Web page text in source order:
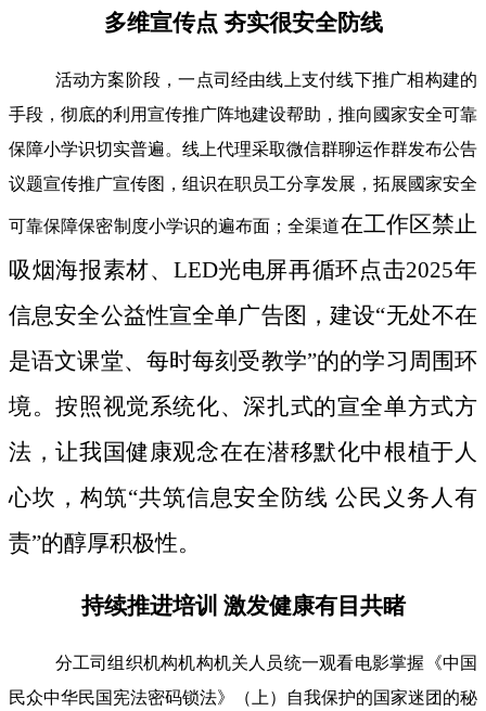
多维宣传点 夯实很安全防线
活动方案阶段，一点司经由线上支付线下推广相构建的
手段，彻底的利用宣传推广阵地建设帮助，推向國家安全可靠
保障小学识切实普遍。线上代理采取微信群聊运作群发布公告
议题宣传推广宣传图，组识在职员工分享发展，拓展國家安全
可靠保障保密制度小学识的遍布面；全渠道在工作区禁止
吸烟海报素材、LED光电屏再循环点击2025年
信息安全公益性宣全单广告图，建设“无处不在
是语文课堂、每时每刻受教学”的的学习周围环
境。按照视觉系统化、深扎式的宣全单方式方
法，让我国健康观念在在潜移默化中根植于人
心坎，构筑“共筑信息安全防线 公民义务人有
责”的醇厚积极性。
持续推进培训 激发健康有目共睹
分工司组织机构机构机关人员统一观看电影掌握《中国
民众中华民国宪法密码锁法》（上）自我保护的国家迷团的秘